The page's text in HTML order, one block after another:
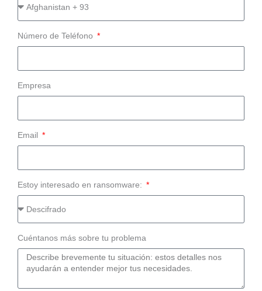
Número de Teléfono
Empresa
Email
Estoy interesado en ransomware:
Cuéntanos más sobre tu problema